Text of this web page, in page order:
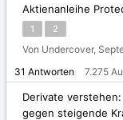
Aktienanleihe
1 2
Von Undercover,
31 Antworten 7.275
Derivate
gegen steigende